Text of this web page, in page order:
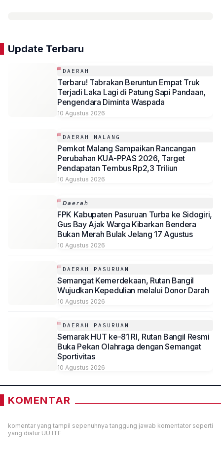
Update Terbaru
DAERAH
Terbaru! Tabrakan Beruntun Empat Truk
Terjadi Laka Lagi di Patung Sapi Pandaan,
Pengendara Diminta Waspada
10 Agustus 2026
DAERAH MALANG
Pemkot Malang Sampaikan Rancangan
Perubahan KUA-PPAS 2026, Target
Pendapatan Tembus Rp2,3 Triliun
10 Agustus 2026
𝘋𝘢𝘦𝘳𝘢𝘩
FPK Kabupaten Pasuruan Turba ke Sidogiri,
Gus Bay Ajak Warga Kibarkan Bendera
Bukan Merah Bulak Jelang 17 Agustus
10 Agustus 2026
DAERAH PASURUAN
Semangat Kemerdekaan, Rutan Bangil
Wujudkan Kepedulian melalui Donor Darah
10 Agustus 2026
DAERAH PASURUAN
Semarak HUT ke-81 RI, Rutan Bangil Resmi
Buka Pekan Olahraga dengan Semangat
Sportivitas
10 Agustus 2026
KOMENTAR
komentar yang tampil sepenuhnya tanggung jawab komentator seperti
yang diatur UU ITE